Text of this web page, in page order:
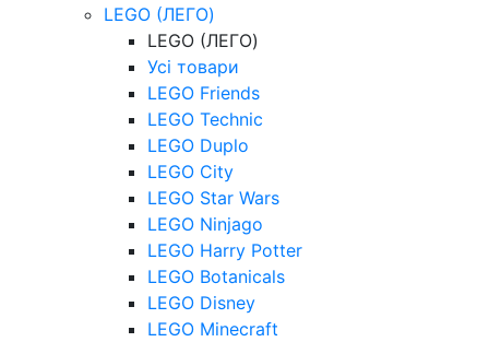
LEGO (ЛЕГО)
LEGO (ЛЕГО)
Усі товари
LEGO Friends
LEGO Technic
LEGO Duplo
LEGO City
LEGO Star Wars
LEGO Ninjago
LEGO Harry Potter
LEGO Botanicals
LEGO Disney
LEGO Minecraft